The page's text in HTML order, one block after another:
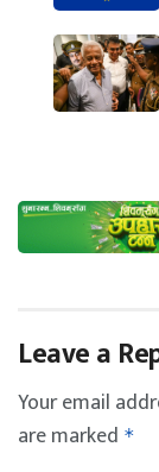
Leave a
Your email
are marked *